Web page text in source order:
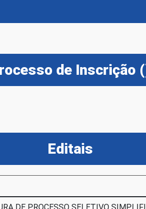
de Inscrição
Editais